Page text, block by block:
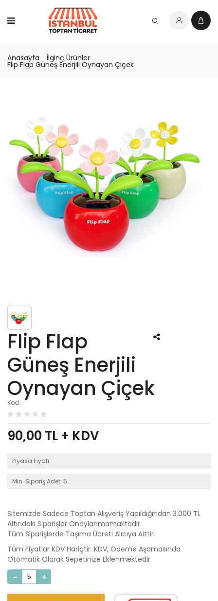
Anasayfa İlginç Ürünler
Flip Flap Güneş Enerjili Oynayan Çiçek
Flip Flap
Güneş Enerjili
Oynayan Çiçek
Kod:
90,00 TL + KDV
Piyasa Fiyatı:
Min. Sipariş Adet: 5
Sitemizde Sadece Toptan Alışveriş Yapıldığından 3.000 TL
Altındaki Siparişler Onaylanmamaktadır.
Tüm Siparişlerde Taşıma Ücreti Alıcıya Aittir.
Tüm Fiyatlar KDV Hariçtir. KDV, Ödeme Aşamasında
Otomatik Olarak Sepetinize Eklenmektedir.